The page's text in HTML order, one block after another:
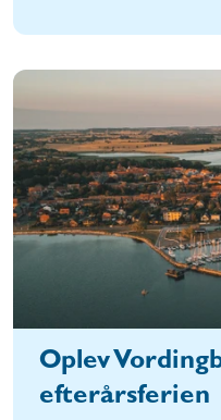
Oplev
efterårsferien